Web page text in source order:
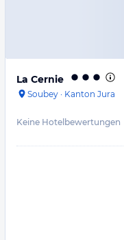
La Cernie
Soubey · Kanton Jura
Keine Hotelbewertungen